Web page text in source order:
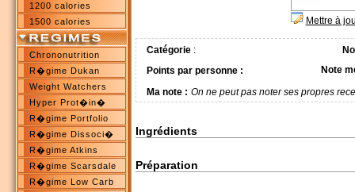
1200 calories
1500 calories
Chrononutrition
R�gime Dukan
Weight Watchers
Hyper Prot�in�
R�gime Portfolio
R�gime Dissoci�
R�gime Atkins
R�gime Scarsdale
R�gime Low Carb
Mettre à
Catégorie:
Points par personne :
Note
Ma note : On ne peut pas noter ses propres
Ingrédients
Préparation